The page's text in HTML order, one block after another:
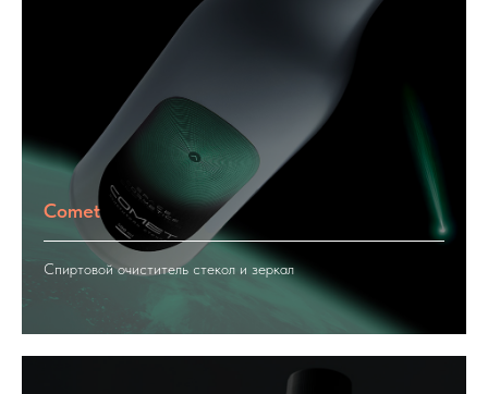
Comet
Спиртовой очиститель стекол и зеркал